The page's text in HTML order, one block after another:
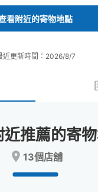
to
the
select
the
看附近的寄物地點
近更新時間：2026/8/7
近推薦的寄
13個店舖